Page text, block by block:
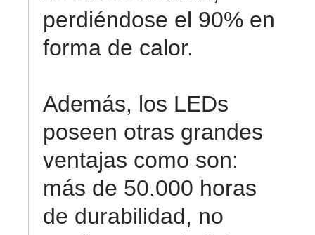
perdiéndose el 90% en
forma de calor.
Además, los LEDs
poseen otras grandes
ventajas como son:
más de 50.000 horas
de durabilidad, no